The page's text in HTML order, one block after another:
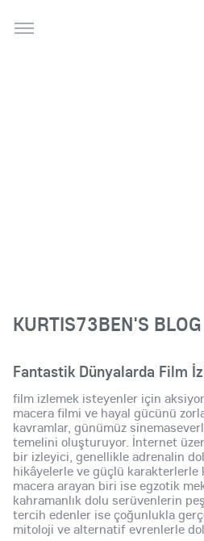
KURTIS73BEN'S BLOG
Fantastik Dünyalarda Film
film izlemek isteyenler için
macera filmi ve hayal gücünü
kavramlar, günümüz
temelini oluşturuyor. İnternet
bir izleyici, genellikle adrenalin
hikâyelerle ve güçlü karakterlerle
macera arayan biri ise egzotik
kahramanlık dolu serüvenlerin
tercih edenler ise çoğunlukla
mitoloji ve alternatif evrenlerle